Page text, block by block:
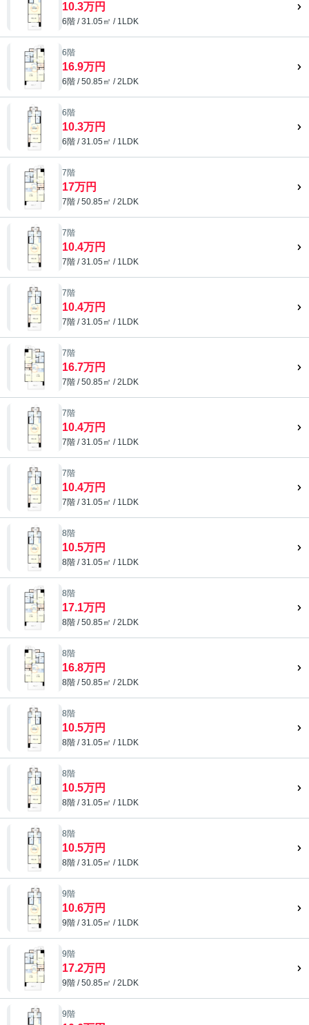
10.3万円
6階 / 31.05㎡ / 1LDK
6階
16.9万円
6階 / 50.85㎡ / 2LDK
6階
10.3万円
6階 / 31.05㎡ / 1LDK
7階
17万円
7階 / 50.85㎡ / 2LDK
7階
10.4万円
7階 / 31.05㎡ / 1LDK
7階
10.4万円
7階 / 31.05㎡ / 1LDK
7階
16.7万円
7階 / 50.85㎡ / 2LDK
7階
10.4万円
7階 / 31.05㎡ / 1LDK
7階
10.4万円
7階 / 31.05㎡ / 1LDK
8階
10.5万円
8階 / 31.05㎡ / 1LDK
8階
17.1万円
8階 / 50.85㎡ / 2LDK
8階
16.8万円
8階 / 50.85㎡ / 2LDK
8階
10.5万円
8階 / 31.05㎡ / 1LDK
8階
10.5万円
8階 / 31.05㎡ / 1LDK
8階
10.5万円
8階 / 31.05㎡ / 1LDK
9階
10.6万円
9階 / 31.05㎡ / 1LDK
9階
17.2万円
9階 / 50.85㎡ / 2LDK
9階